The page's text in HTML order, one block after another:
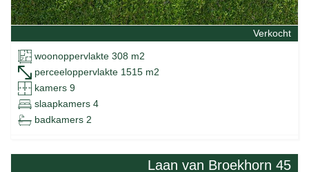
Verkocht
woonoppervlakte 308 m2
perceeloppervlakte 1515 m2
kamers 9
slaapkamers 4
badkamers 2
Laan van Broekhorn 45